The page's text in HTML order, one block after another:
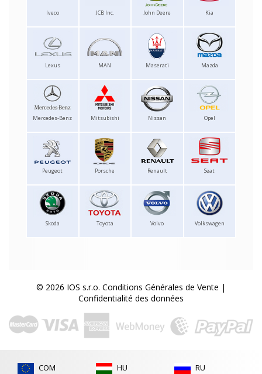
Iveco JCB Inc. John Deere Kia
Lexus MAN Maserati Mazda
Mercedes-Benz Mitsubishi Nissan Opel
Peugeot Porsche Renault Seat
Skoda Toyota Volvo Volkswagen
© 2026 IOS s.r.o. Conditions Générales de Vente |
Confidentialité des données
COM HU RU